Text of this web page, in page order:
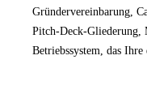
Gründervereinbarung,
Pitch-Deck-
Betriebssystem, das